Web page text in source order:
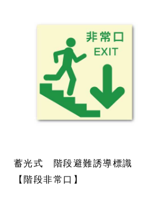
蓄光式 階段避難誘導標識
【階段非常口】